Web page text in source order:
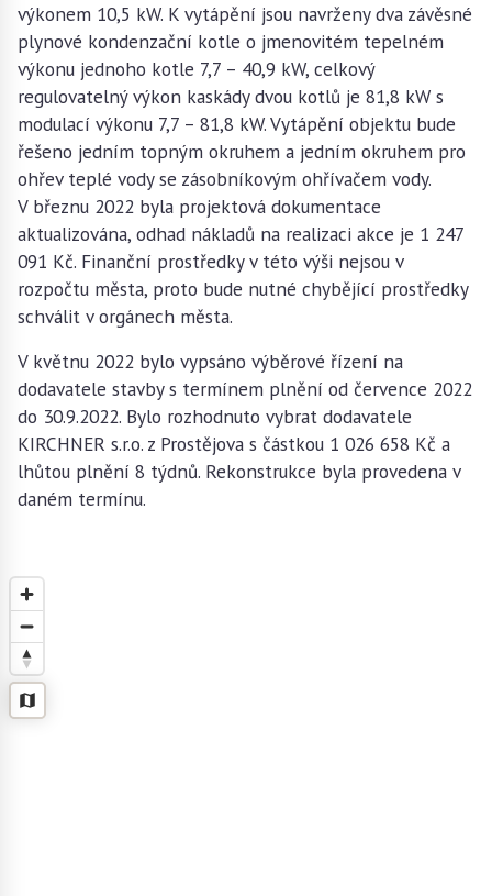
výkonem 10,5 kW. K vytápění jsou navrženy dva závěsné
plynové kondenzační kotle o jmenovitém tepelném
výkonu jednoho kotle 7,7 – 40,9 kW, celkový
regulovatelný výkon kaskády dvou kotlů je 81,8 kW s
modulací výkonu 7,7 – 81,8 kW. Vytápění objektu bude
řešeno jedním topným okruhem a jedním okruhem pro
ohřev teplé vody se zásobníkovým ohřívačem vody.
V březnu 2022 byla projektová dokumentace
aktualizována, odhad nákladů na realizaci akce je 1 247
091 Kč. Finanční prostředky v této výši nejsou v
rozpočtu města, proto bude nutné chybějící prostředky
schválit v orgánech města.
V květnu 2022 bylo vypsáno výběrové řízení na
dodavatele stavby s termínem plnění od července 2022
do 30.9.2022. Bylo rozhodnuto vybrat dodavatele
KIRCHNER s.r.o. z Prostějova s částkou 1 026 658 Kč a
lhůtou plnění 8 týdnů. Rekonstrukce byla provedena v
daném termínu.